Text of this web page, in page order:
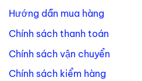
Hướng dẫn mua hàng
Chính sách thanh toán
Chính sách vận chuyển
Chính sách kiểm hàng